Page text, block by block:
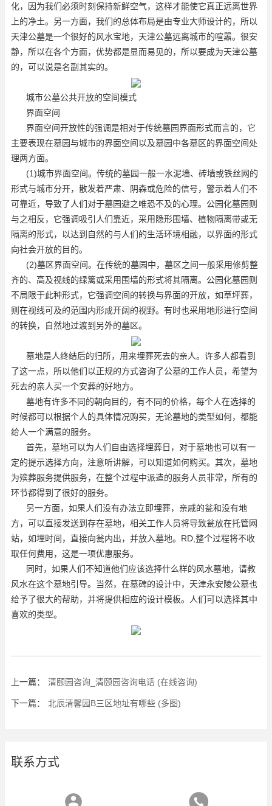
化，因为我们必须时刻保持新鲜空气，这样才能使它真正远离世界
上的净土。另一方面，我们的总体布局是由专业大师设计的，所以
天津公墓是一个很好的风水宝地，天津公墓远离城市的喧嚣。很安
静，所以在各个方面，优势都是显而易见的，所以要成为天津公墓
的，可以说是名副其实的。
城市公墓公共开放的空间模式
界面空间
界面空间开放性的强调是相对于传统墓园界面形式而言的，它
主要表现在墓园与城市的界面空间以及墓园中各墓区的界面空间处
理两方面。
(1)城市界面空间。传统的墓园一般一水泥墙、砖墙或铁丝网的
形式与城市分开，散发着严肃、阴森或危险的信号，警示着人们不
可靠近，导致了人们对于墓园避之唯恐不及的心理。公园化墓园则
与之相反，它强调吸引人们靠近，采用隐形围墙、植物隔离带或无
隔离的形式，以达到自然的与人们的生活环境相融，以界面的形式
向社会开放的目的。
(2)墓区界面空间。在传统的墓园中，墓区之间一般采用修剪整
齐的、高及视线的绿篱或采用围墙的形式将其隔离。公园化墓园则
不局限于此种形式，它强调空间的转换与界面的开放，如草坪葬，
则在视线可及的范围内形成开阔的视野。有时也采用地形进行空间
的转换，自然地过渡到另外的墓区。
墓地是人终结后的归所，用来埋葬死去的亲人。许多人都看到
了这一点，所以他们以正规的方式咨询了公墓的工作人员，希望为
死去的亲人买一个安葬的好地方。
墓地有许多不同的朝向目的，有不同的价格，每个人在选择的
时候都可以根据个人的具体情况购买，无论墓地的类型如何，都能
给人一个满意的服务。
首先，墓地可以为人们自由选择埋葬日，对于墓地也可以有一
定的提示选择方向，注意听讲解，可以知道如何购买。其次，墓地
为殡葬服务提供服务，在整个过程中派遣的服务人员非常，所有的
环节都得到了很好的服务。
另一方面，如果人们没有办法立即埋葬，亲戚的瓮和没有地
方，可以直接发送到存在墓地，相关工作人员将导致瓮放在托管网
站，如埋时间，直接向瓮内出，并放入墓地。RD,整个过程将不收
取任何费用，这是一项优惠服务。
同时，如果人们不知道他们应该选择什么样的风水墓地，请教
风水在这个墓地引导。当然，在墓碑的设计中，天津永安陵公墓也
给予了很大的帮助，并将提供相应的设计模板。人们可以选择其中
喜欢的类型。
上一篇： 清颐园咨询_清颐园咨询电话 (在线咨询)
下一篇： 北辰清馨园B三区地址有哪些 (多图)
联系方式